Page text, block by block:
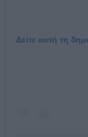
Δείτε αυτή τη